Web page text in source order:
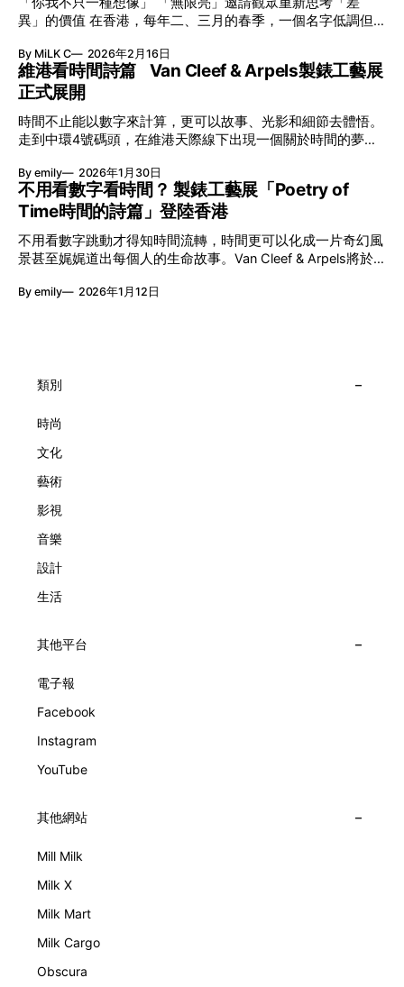
異」的價值 在香港，每年二、三月的春季，一個名字低調但
節與香港賽馬會慈善信託基金聯合呈獻，以共融藝術為核心，
八年來不只是帶來無數來自世界各地的優秀節目，更致力於在
本地建立屬於香港的共融創作生態。今年更首度與本地兩大旗
艦藝團強強聯手打造兩部深具意義的作品《遊延》及《弦上光
影》，展開一場前所未有的藝術對話，擦下多元藝術下的流動
能量，全面開展一場無界限嘅藝術旅程。 第八屆「無限亮」
以「你我不只一種想像」為題，從共融角度重新思索「差異」
的價值。不同能力人士是社會多樣性的一部分。每人皆擁有
「不同」能力與特質，當我們一齊生活、一齊創作、互相啟
發，偏見與界線，也自然被藝術溶化。 「無限亮」2026精彩
節目包括: 2月27日至3月1日：帕拉管弦樂團《無邊狂想曲》/
音樂‧舞蹈 (開幕節目) 2月28日至3月1日：
By MiLK C 2026年2月16日
維港看時間詩篇 Van Cleef & Arpels製錶工藝展
正式展開
時間不止能以數字來計算，更可以故事、光影和細節去體悟。
走到中環4號碼頭，在維港天際線下出現一個關於時間的夢幻
覽。由即日至2月8日期間舉行，世家把一貫低調精緻的製錶語
言搬離傳統店舖，放進公共場域，讓時間不只是腕上的個人物
件，而是一場可以與他人一同經歷的詩意旅程。 在碼頭打開
「時間詩集」 走進展場尤如翻開一本時間詩集，藉由不同主
題呈現時間的無限想像。Van Cleef & Arpels的腕錶從來不是
由單純的機械與數字堆砌，更像是腕上的動人故事。 世家以
精湛的製錶技術與敘事美學為核心，讓每一枚腕錶都超越單純
報時的功能，而是把稍縱即逝的瞬間凝結成可以反覆閱讀的畫
子，以及訴說時間的珠寶。每個主題展區都有精美的佈置回應
By emily 2026年1月30日
不用看數字看時間？ 製錶工藝展「Poetry of
Time時間的詩篇」登陸香港
不用看數字跳動才得知時間流轉，時間更可以化成一片奇幻風
景甚至娓娓道出每個人的生命故事。Van Cleef & Arpels將於1
詩篇」展覽，邀請大家走進由愛情故事、詩意星象、迷人自然
大主題展區，彰顯世家的核心價值。2010年，Van Cleef &
級鐘錶大賞（Grand Prix d'Horlogerie de Genève）中獲獎的
擁而吻。雙逆跳機芯精準驅動這場機械浪漫，讓時間不再是抽
象概念，而是心跳的律動。 故事並未完結，2025年推出的
Lady Arpels Bal des Amoureux
By emily 2026年1月12日
類別
時尚
文化
藝術
影視
音樂
設計
生活
其他平台
電子報
Facebook
Instagram
YouTube
其他網站
Mill Milk
Milk X
Milk Mart
Milk Cargo
Obscura